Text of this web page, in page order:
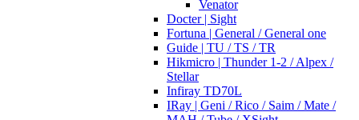
Venator
Docter | Sight
Fortuna | General / General one
Guide | TU / TS / TR
Hikmicro | Thunder 1-2 / Alpex /
Stellar
Infiray TD70L
IRay | Geni / Rico / Saim / Mate /